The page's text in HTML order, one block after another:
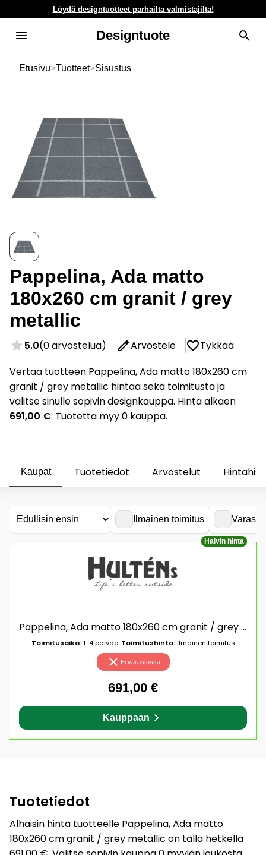
Löydä designtuotteet parhailta valmistajilta!
Designtuote
Etusivu>Tuotteet>Sisustus
Pappelina, Ada matto
180x260 cm granit / grey
metallic
5.0(0 arvostelua) Arvostele
Tykkää
Vertaa tuotteen Pappelina, Ada matto 180x260 cm
granit / grey metallic hintaa sekä toimitusta ja
valitse sinulle sopivin designkauppa. Hinta alkaen
691,00 €. Tuotetta myy 0 kauppa.
Kaupat Tuotetiedot Arvostelut
Ilmainen toimitus
Halvin hinta
Pappelina, Ada matto 180x260 cm granit / grey metallic
Toimitusaika:1-4 päivää Toimitushinta:Ilmainen toimitus
Ei varastossa
691,00 €
Kauppaan
Tuotetiedot
Alhaisin hinta tuotteelle Pappelina, Ada matto
180x260 cm granit / grey metallic on tällä hetkellä